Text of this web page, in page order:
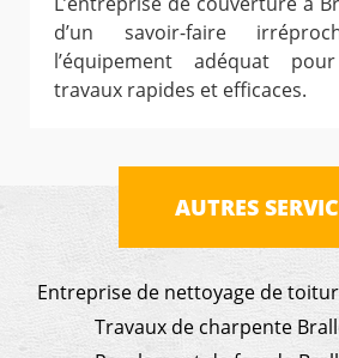
d’un savoir-faire
l’équipement adéquat
travaux rapides et efficaces.
AUTRES
Entreprise de nettoyage de
Travaux de charpente